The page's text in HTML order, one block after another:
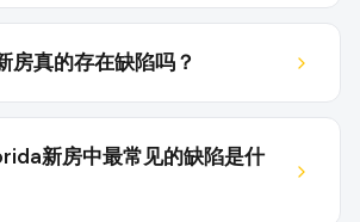
房真的存在缺陷吗？
新房中最常见的缺陷是什